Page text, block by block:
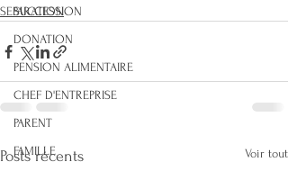
SUCCESSION
DONATION
PENSION ALIMENTAIRE
CHEF D'ENTREPRISE
PARENT
FAMILLE
SEPARATION
Posts récents Voir tout